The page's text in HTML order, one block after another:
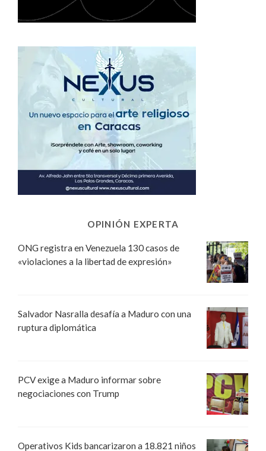
OPINIÓN EXPERTA
ONG registra en Venezuela 130 casos de
«violaciones a la libertad de expresión»
Salvador Nasralla desafía a Maduro con una
ruptura diplomática
PCV exige a Maduro informar sobre
negociaciones con Trump
Operativos Kids bancarizaron a 18.821 niños